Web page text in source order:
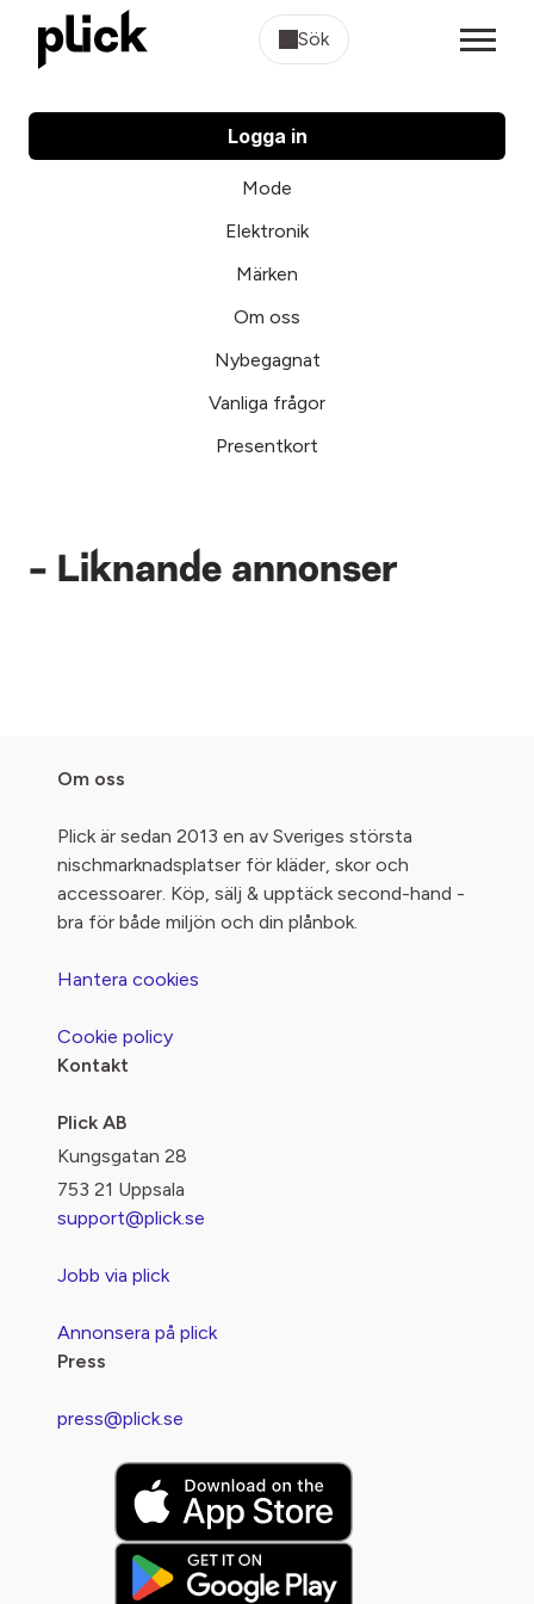
Sök
Logga in
Mode
Elektronik
Märken
Om oss
Nybegagnat
Vanliga frågor
Presentkort
- Liknande annonser
Om oss
Plick är sedan 2013 en av Sveriges största
nischmarknadsplatser för kläder, skor och
accessoarer. Köp, sälj & upptäck second-hand -
bra för både miljön och din plånbok.
Hantera cookies
Cookie policy
Kontakt
Plick AB
Kungsgatan 28
753 21 Uppsala
support@plick.se
Jobb via plick
Annonsera på plick
Press
press@plick.se